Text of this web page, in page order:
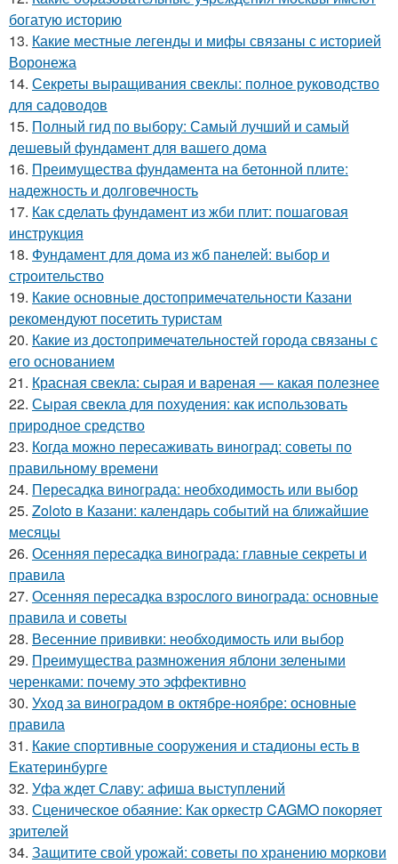
богатую историю
13. Какие местные легенды и мифы связаны с историей
Воронежа
14. Секреты выращивания свеклы: полное руководство
для садоводов
15. Полный гид по выбору: Самый лучший и самый
дешевый фундамент для вашего дома
16. Преимущества фундамента на бетонной плите:
надежность и долговечность
17. Как сделать фундамент из жби плит: пошаговая
инструкция
18. Фундамент для дома из жб панелей: выбор и
строительство
19. Какие основные достопримечательности Казани
рекомендуют посетить туристам
20. Какие из достопримечательностей города связаны с
его основанием
21. Красная свекла: сырая и вареная — какая полезнее
22. Сырая свекла для похудения: как использовать
природное средство
23. Когда можно пересаживать виноград: советы по
правильному времени
24. Пересадка винограда: необходимость или выбор
25. Zoloto в Казани: календарь событий на ближайшие
месяцы
26. Осенняя пересадка винограда: главные секреты и
правила
27. Осенняя пересадка взрослого винограда: основные
правила и советы
28. Весенние прививки: необходимость или выбор
29. Преимущества размножения яблони зелеными
черенками: почему это эффективно
30. Уход за виноградом в октябре-ноябре: основные
правила
31. Какие спортивные сооружения и стадионы есть в
Екатеринбурге
32. Уфа ждет Славу: афиша выступлений
33. Сценическое обаяние: Как оркестр CAGMO покоряет
зрителей
34. Защитите свой урожай: советы по хранению моркови